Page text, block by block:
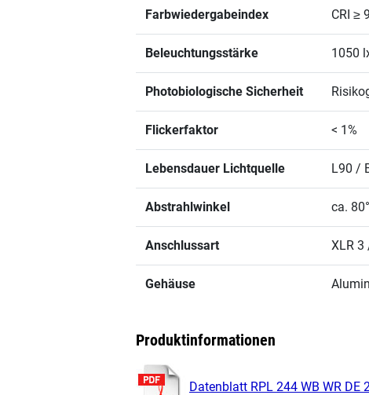
Farbwiedergabeindex CRI ≥
Beleuchtungsstärke 1050
Photobiologische Sicherheit
Flickerfaktor < 1%
Lebensdauer Lichtquelle L90 /
Abstrahlwinkel ca.
Anschlussart XLR 3
Gehäuse
Produktinformationen
Datenblatt RPL 244 WB WR DE